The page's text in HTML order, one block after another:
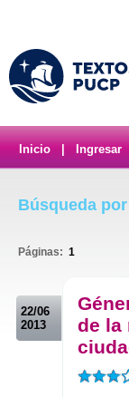
Inicio Ingresar
Búsqueda
Páginas: 1
22/06
2013
de la